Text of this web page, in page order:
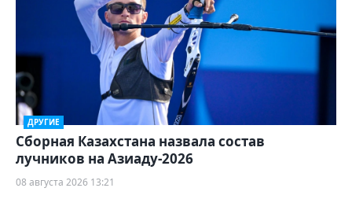
ДРУГИЕ
Сборная Казахстана назвала состав
лучников на Азиаду-2026
08 августа 2026 13:21